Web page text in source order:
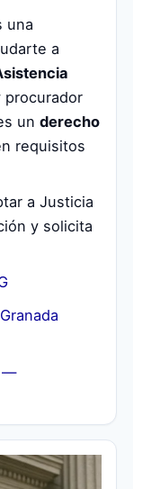
una
a
procurador
un derecho
requisitos
a Justicia
y solicita
—